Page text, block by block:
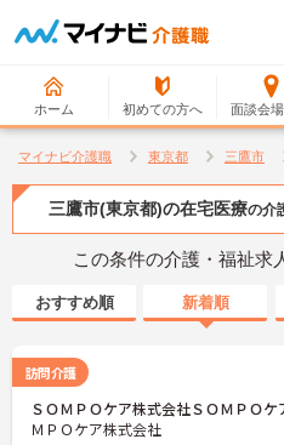
ホーム 初めての方へ 面談会
マイナビ介護職 東京都 三鷹市
三鷹市(東京都)の在宅医療の介
この条件の介護・福祉求
おすすめ順 新着順
訪問介護
ＳＯＭＰＯケア株式会社ＳＯＭＰＯ
ＭＰＯケア株式会社